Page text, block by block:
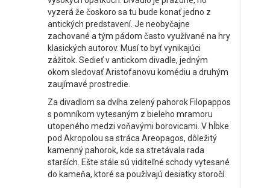
vyzerá že čoskoro sa tu bude konať jedno z
antických predstavení. Je neobyčajne
zachované a tým pádom často využívané na hry
klasických autorov. Musí to byť vynikajúci
zážitok. Sedieť v antickom divadle, jedným
okom sledovať Aristofanovu komédiu a druhým
zaujímavé prostredie.
Za divadlom sa dvíha zelený pahorok Filopappos
s pomníkom vytesaným z bieleho mramoru
utopeného medzi voňavými borovicami. V hĺbke
pod Akropolou sa stráca Areopagos, dôležitý
kamenný pahorok, kde sa stretávala rada
starších. Ešte stále sú viditeľné schody vytesané
do kameňa, ktoré sa používajú desiatky storočí.